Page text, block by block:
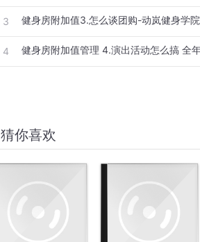
3 健身房附加值3.怎么谈团购-动岚健身学院
4
猜你喜欢